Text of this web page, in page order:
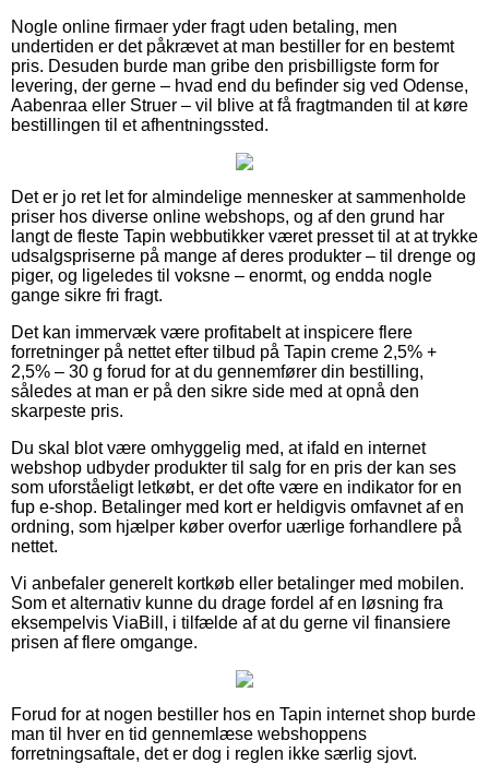
Nogle online firmaer yder fragt uden betaling, men
undertiden er det påkrævet at man bestiller for en bestemt
pris. Desuden burde man gribe den prisbilligste form for
levering, der gerne – hvad end du befinder sig ved Odense,
Aabenraa eller Struer – vil blive at få fragtmanden til at køre
bestillingen til et afhentningssted.
Det er jo ret let for almindelige mennesker at sammenholde
priser hos diverse online webshops, og af den grund har
langt de fleste Tapin webbutikker været presset til at at trykke
udsalgspriserne på mange af deres produkter – til drenge og
piger, og ligeledes til voksne – enormt, og endda nogle
gange sikre fri fragt.
Det kan immervæk være profitabelt at inspicere flere
forretninger på nettet efter tilbud på Tapin creme 2,5% +
2,5% – 30 g forud for at du gennemfører din bestilling,
således at man er på den sikre side med at opnå den
skarpeste pris.
Du skal blot være omhyggelig med, at ifald en internet
webshop udbyder produkter til salg for en pris der kan ses
som uforståeligt letkøbt, er det ofte være en indikator for en
fup e-shop. Betalinger med kort er heldigvis omfavnet af en
ordning, som hjælper køber overfor uærlige forhandlere på
nettet.
Vi anbefaler generelt kortkøb eller betalinger med mobilen.
Som et alternativ kunne du drage fordel af en løsning fra
eksempelvis ViaBill, i tilfælde af at du gerne vil finansiere
prisen af flere omgange.
Forud for at nogen bestiller hos en Tapin internet shop burde
man til hver en tid gennemlæse webshoppens
forretningsaftale, det er dog i reglen ikke særlig sjovt.